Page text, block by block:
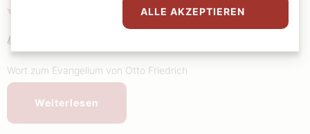
Verhältnisse
Wort zum Evangelium von Otto Friedrich
Weiterlesen
ALLE AKZEPTIEREN